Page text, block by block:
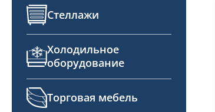
Стеллажи
Холодильное
оборудование
Торговая мебель